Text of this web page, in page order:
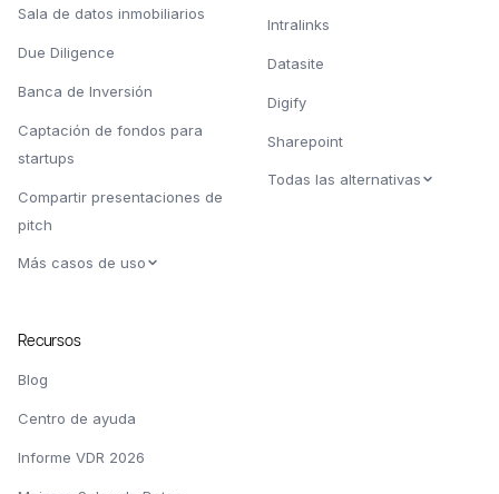
Sala de datos inmobiliarios
Due Diligence
Banca de Inversión
Captación de fondos para
startups
Compartir presentaciones de
pitch
Más casos de uso
Intralinks
Datasite
Digify
Sharepoint
Todas las alternativas
Recursos
Blog
Centro de ayuda
Informe VDR 2026